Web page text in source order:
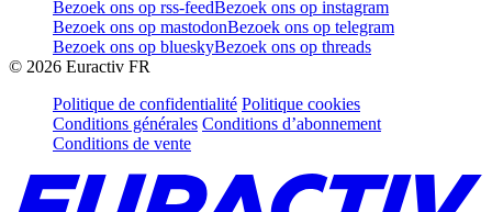
Bezoek ons op rss-feedBezoek ons op instagram
Bezoek ons op mastodonBezoek ons op telegram
Bezoek ons op blueskyBezoek ons op threads
© 2026 Euractiv FR
Politique de confidentialité Politique cookies
Conditions générales Conditions d’abonnement
Conditions de vente